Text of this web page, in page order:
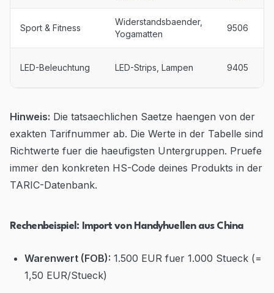
Sport & Fitness
Widerstandsbaender,
Yogamatten
9506
LED-Beleuchtung LED-Strips, Lampen 9405
Hinweis: Die tatsaechlichen Saetze haengen von der
exakten Tarifnummer ab. Die Werte in der Tabelle sind
Richtwerte fuer die haeufigsten Untergruppen. Pruefe
immer den konkreten HS-Code deines Produkts in der
TARIC-Datenbank.
Rechenbeispiel: Import von Handyhuellen aus China
Warenwert (FOB): 1.500 EUR fuer 1.000 Stueck (=
1,50 EUR/Stueck)